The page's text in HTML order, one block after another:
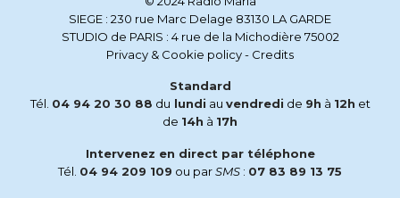
SIEGE : 230 rue Marc Delage 83130 LA GARDE
STUDIO de PARIS : 4 rue de la Michodière 75002
Privacy & Cookie policy- Credits
Standard
Tél. 04 94 20 30 88 du lundi au vendredi de 9h à 12h et
de 14h à 17h
Intervenez en direct par téléphone
Tél. 04 94 209 109 ou parSMS : 07 83 89 13 75